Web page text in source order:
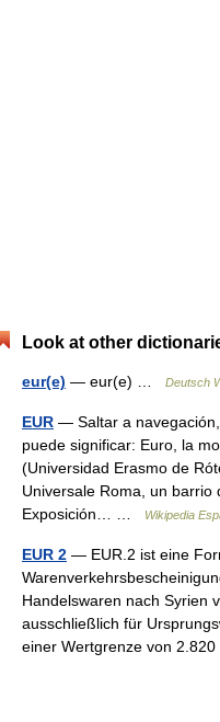
Look at other
eur(e) — eur(e) … Deutsch
EUR — Saltar a
puede significar: Euro, la
(Universidad Erasmo de
Universale Roma, un barrio
Exposición… …
Wikipedia
EUR 2 — EUR.2 ist eine
Handelswaren nach Syrien
ausschließlich für
einer Wertgrenze von